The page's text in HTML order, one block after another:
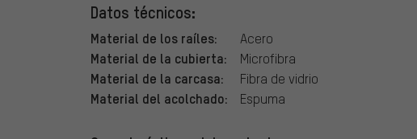
Datos técnicos:
Material de los raíles: Acero
Material de la cubierta: Microfibra
Material de la carcasa: Fibra de vidrio
Material del acolchado: Espuma